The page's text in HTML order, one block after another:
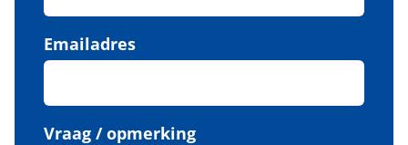
Emailadres
Vraag / opmerking